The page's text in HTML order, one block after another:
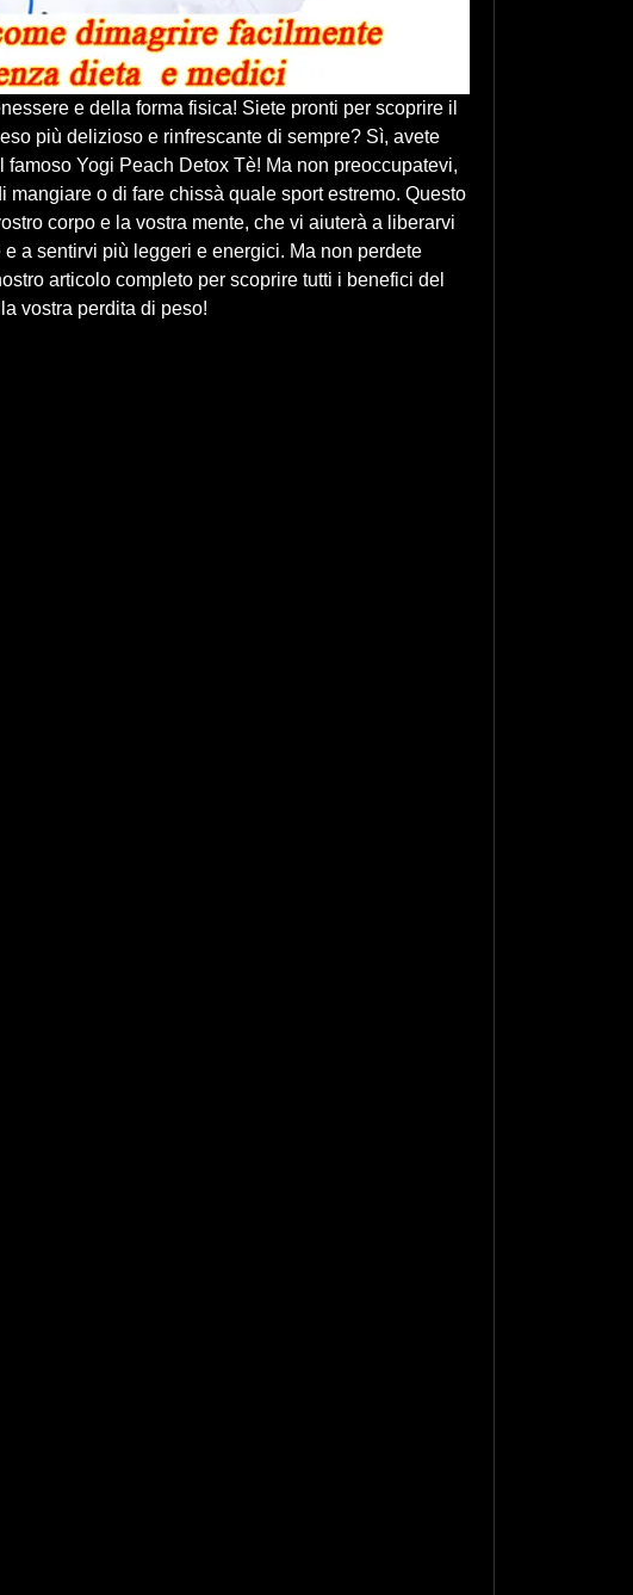
e della forma fisica! Siete pronti per scoprire il
più delizioso e rinfrescante di sempre? Sì, avete
Yogi Peach Detox Tè! Ma non preoccupatevi,
mangiare o di fare chissà quale sport estremo. Questo
corpo e la vostra mente, che vi aiuterà a liberarvi
a sentirvi più leggeri e energici. Ma non perdete
articolo completo per scoprire tutti i benefici del
vostra perdita di peso!